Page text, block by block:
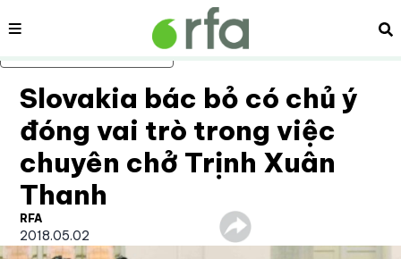
Bỏ qua nội dung chính
Nội dung
Slovakia bác bỏ có chủ ý
đóng vai trò trong việc
chuyên chở Trịnh Xuân
Thanh
RFA
2018.05.02